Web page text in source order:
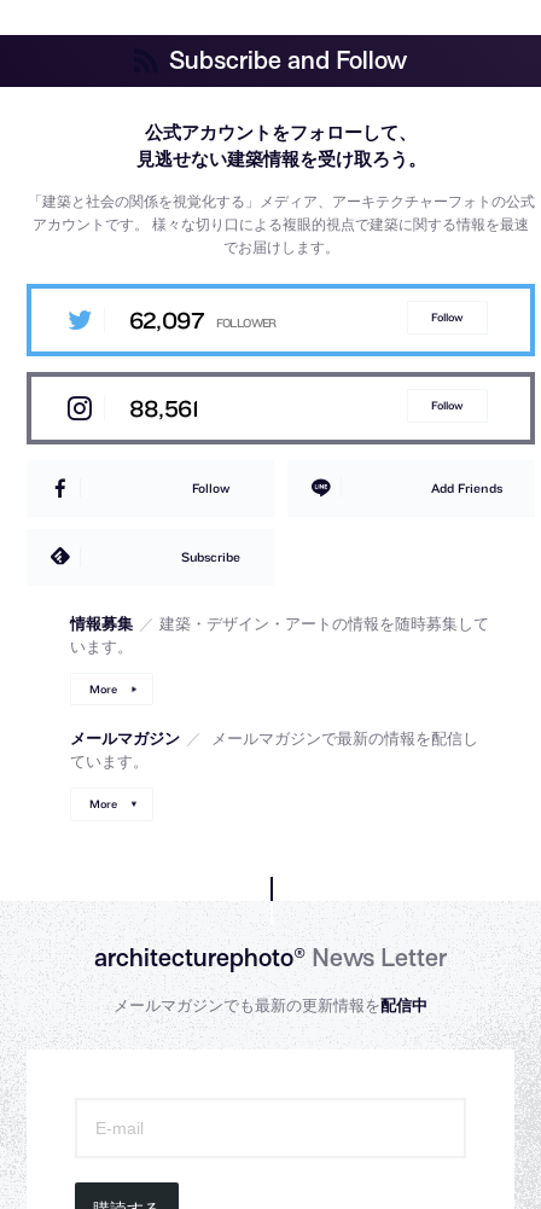
Subscribe and Follow
公式アカウントをフォローして、
見逃せない建築情報を受け取ろう。
「建築と社会の関係を視覚化する」メディア、アーキテクチャーフォトの公式
アカウントです。様々な切り口による複眼的視点で建築に関する情報を最速
でお届けします。
62,097 Follow
88,561 Follow
Follow Add Friends
Subscribe
情報募集 ／ 建築・デザイン・アートの情報を随時募集して
います。
More
メールマガジン ／
メールマガジンで最新の情報を配信し
ています。
More
architecturephoto®News Letter
メールマガジンでも最新の更新情報を配信中